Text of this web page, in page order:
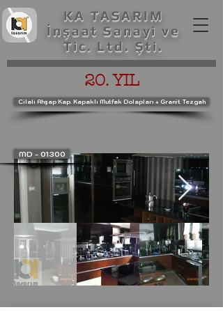
KA TASARIM
İnşaat Sanayi ve
Tic. Ltd. Şti.
20. YIL
Cilalı Ahşap Kap. Kapaklı Mutfak Dolapları + Granit Tezgah
MD - 01300